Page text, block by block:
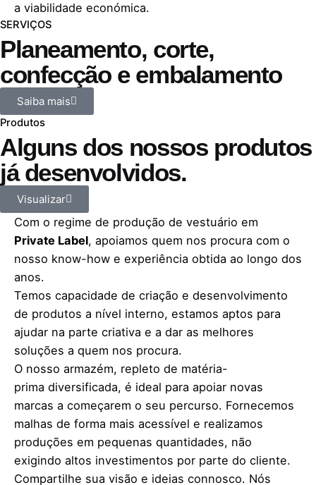
a viabilidade económica.
SERVIÇOS
Planeamento, corte,
confecção eembalamento
Saiba mais
Produtos
Alguns dos nossos produtos
jádesenvolvidos.
Visualizar
Com o regime de produção de vestuário em
Private Label, apoiamos quem nos procura com o
nosso know-how e experiência obtida ao longo dos
anos.
Temos capacidade de criação e desenvolvimento
de produtos a nível interno, estamos aptos para
ajudar na parte criativa e a dar as melhores
soluções a quem nos procura.
O nosso armazém, repleto de matéria-
prima diversificada, é ideal para apoiar novas
marcas a começarem o seu percurso. Fornecemos
malhas de forma mais acessível e realizamos
produções em pequenas quantidades, não
exigindo altos investimentos por parte do cliente.
Compartilhe sua visão e ideias connosco. Nós